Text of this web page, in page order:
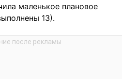
маленькое плановое
13).